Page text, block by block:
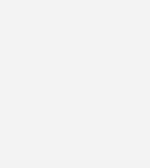
ergänzt. Dieses ist als
positioniert.